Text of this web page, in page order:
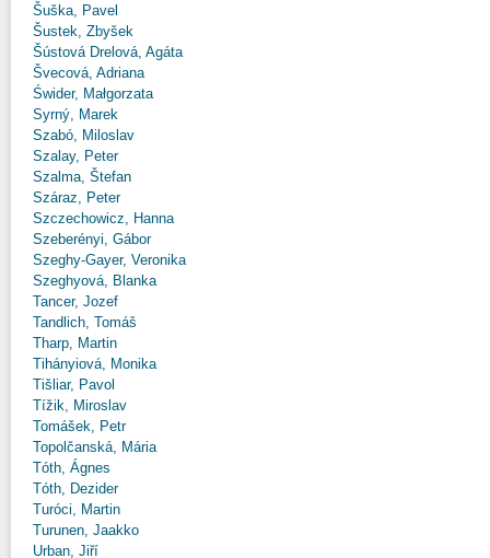
Šuška, Pavel
Šustek, Zbyšek
Šústová Drelová, Agáta
Švecová, Adriana
Świder, Małgorzata
Syrný, Marek
Szabó, Miloslav
Szalay, Peter
Szalma, Štefan
Száraz, Peter
Szczechowicz, Hanna
Szeberényi, Gábor
Szeghy-Gayer, Veronika
Szeghyová, Blanka
Tancer, Jozef
Tandlich, Tomáš
Tharp, Martin
Tihányiová, Monika
Tišliar, Pavol
Tížik, Miroslav
Tomášek, Petr
Topolčanská, Mária
Tóth, Ágnes
Tóth, Dezider
Turóci, Martin
Turunen, Jaakko
Urban, Jiří